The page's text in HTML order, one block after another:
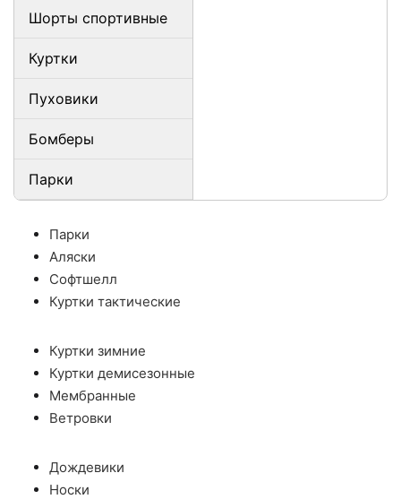
Шорты спортивные
Куртки
Пуховики
Бомберы
Парки
Парки
Аляски
Софтшелл
Куртки тактические
Куртки зимние
Куртки демисезонные
Мембранные
Ветровки
Дождевики
Носки